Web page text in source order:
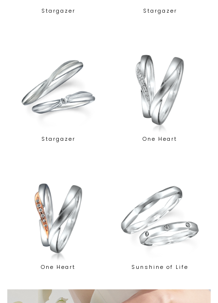
Stargazer Stargazer
Stargazer One Heart
One Heart Sunshine of Life